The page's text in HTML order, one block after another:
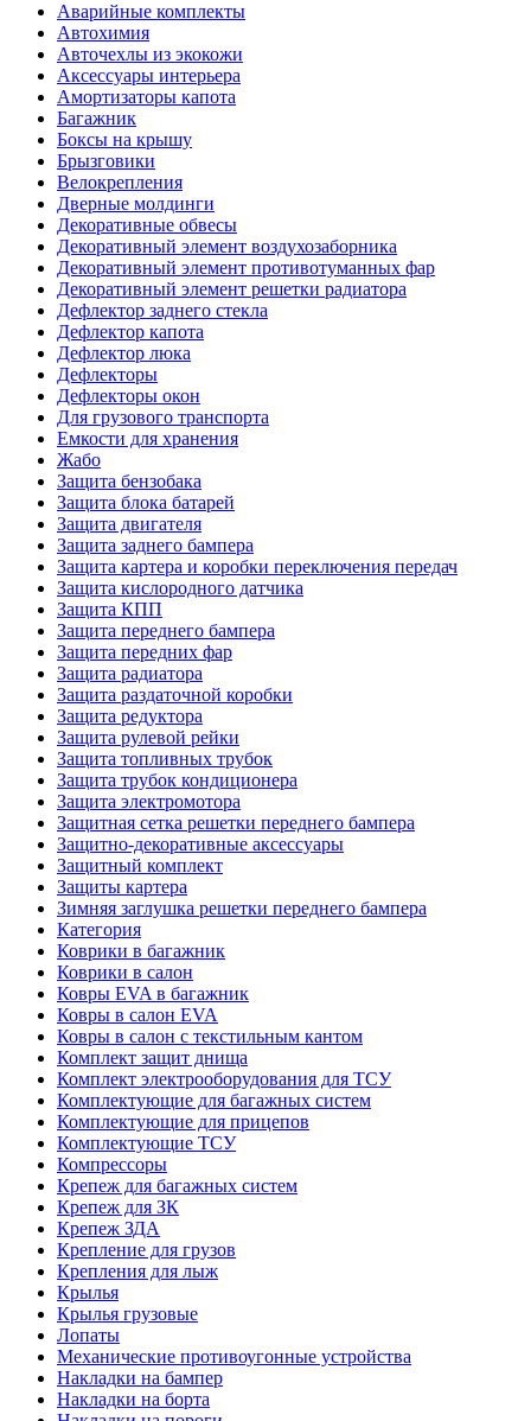
Аварийные комплекты
Автохимия
Авточехлы из экокожи
Аксессуары интерьера
Амортизаторы капота
Багажник
Боксы на крышу
Брызговики
Велокрепления
Дверные молдинги
Декоративные обвесы
Декоративный элемент воздухозаборника
Декоративный элемент противотуманных фар
Декоративный элемент решетки радиатора
Дефлектор заднего стекла
Дефлектор капота
Дефлектор люка
Дефлекторы
Дефлекторы окон
Для грузового транспорта
Емкости для хранения
Жабо
Защита бензобака
Защита блока батарей
Защита двигателя
Защита заднего бампера
Защита картера и коробки переключения передач
Защита кислородного датчика
Защита КПП
Защита переднего бампера
Защита передних фар
Защита радиатора
Защита раздаточной коробки
Защита редуктора
Защита рулевой рейки
Защита топливных трубок
Защита трубок кондиционера
Защита электромотора
Защитная сетка решетки переднего бампера
Защитно-декоративные аксессуары
Защитный комплект
Защиты картера
Зимняя заглушка решетки переднего бампера
Категория
Коврики в багажник
Коврики в салон
Ковры EVA в багажник
Ковры в салон EVA
Ковры в салон с текстильным кантом
Комплект защит днища
Комплект электрооборудования для ТСУ
Комплектующие для багажных систем
Комплектующие для прицепов
Комплектующие ТСУ
Компрессоры
Крепеж для багажных систем
Крепеж для ЗК
Крепеж ЗДА
Крепление для грузов
Крепления для лыж
Крылья
Крылья грузовые
Лопаты
Механические противоугонные устройства
Накладки на бампер
Накладки на борта